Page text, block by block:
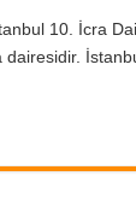
10. İcra